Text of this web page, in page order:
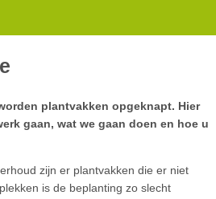
plantvakken opgeknapt. Hier
gaan, wat we gaan doen en hoe u
zijn er plantvakken die er niet
is de beplanting zo slecht